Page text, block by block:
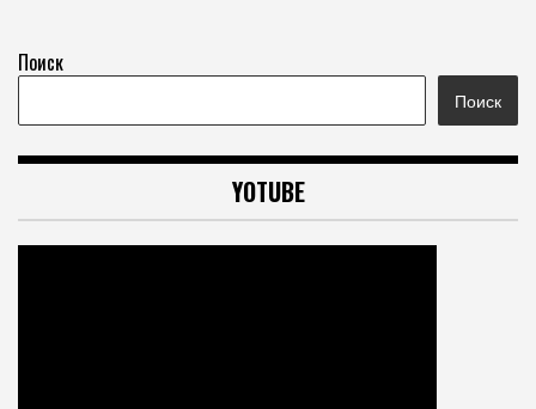
Поиск
Поиск
YOTUBE